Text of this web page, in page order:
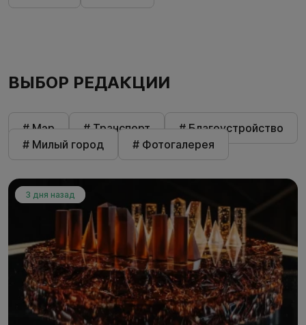
ВЫБОР РЕДАКЦИИ
# Мэр # Транспорт
# Благоустройство
# Милый город
# Фотогалерея
3 дня назад